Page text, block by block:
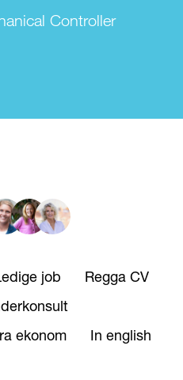
Controller
job
Regga CV
ekonom In english